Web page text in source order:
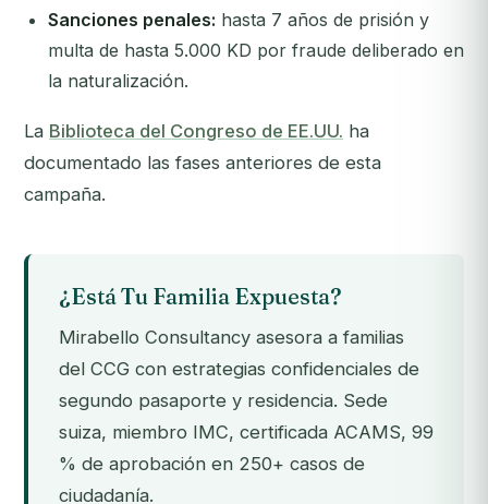
Sanciones penales: hasta 7 años de prisión y
multa de hasta 5.000 KD por fraude deliberado en
la naturalización.
La Biblioteca del Congreso de EE.UU. ha
documentado las fases anteriores de esta
campaña.
¿Está Tu Familia Expuesta?
Mirabello Consultancy asesora a familias
del CCG con estrategias confidenciales de
segundo pasaporte y residencia. Sede
suiza, miembro IMC, certificada ACAMS, 99
% de aprobación en 250+ casos de
ciudadanía.